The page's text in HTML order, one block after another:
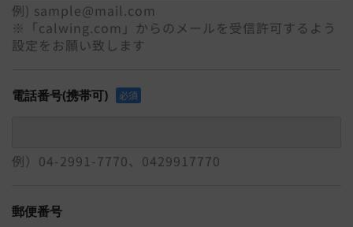
例) sample@mail.com
※「calwing.com」からのメールを受信許可するよう
設定をお願い致します
電話番号(携帯可) 必須
例）04-2991-7770、0429917770
郵便番号